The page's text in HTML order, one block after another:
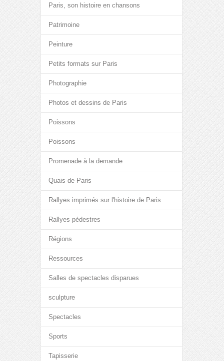
Paris, son histoire en chansons
Patrimoine
Peinture
Petits formats sur Paris
Photographie
Photos et dessins de Paris
Poissons
Poissons
Promenade à la demande
Quais de Paris
Rallyes imprimés sur l'histoire de Paris
Rallyes pédestres
Régions
Ressources
Salles de spectacles disparues
sculpture
Spectacles
Sports
Tapisserie